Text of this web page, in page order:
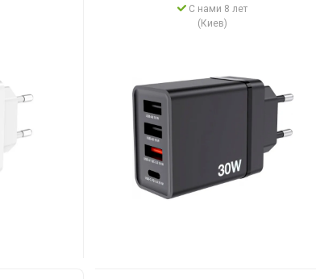
С нами 8 лет
(Киев)